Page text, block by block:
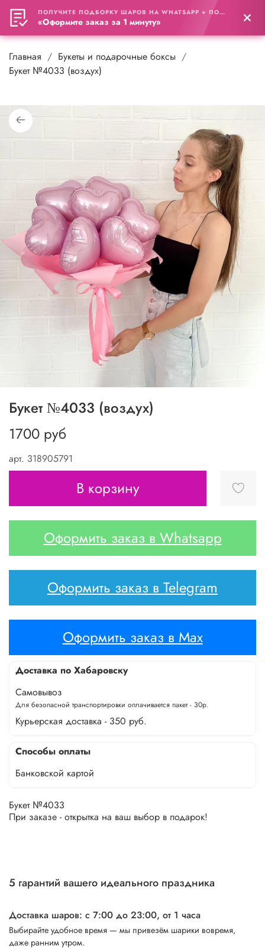
0
Главная
Букеты и подарочные боксы
Букет №4033 (воздух)
арт. 318905791
Букет №4033 (воздух)
1700 руб
В корзину
Оформить заказ в Whatsapp
Оформить заказ в Telegram
Оформить заказ в Max
Доставка по Хабаровску
Самовывоз
Для безопасной транспортировки оплачивается пакет - 30р.
Курьерская доставка - 350 руб.
Способы оплаты
Банковской картой
Букет №4033
При заказе - открытка на ваш выбор в подарок!
5 гарантий вашего идеального праздника
Доставка шаров: с 7:00 до 23:00, от 1 часа
Выбирайте удобное время — мы привезём шарики вовремя,
даже ранним утром.
ПОЛУЧИТЕ ПОДБОРКУ ШАРОВ НА WHATSAPP + ПОДАРОК
«Оформите заказ за 1 минуту»